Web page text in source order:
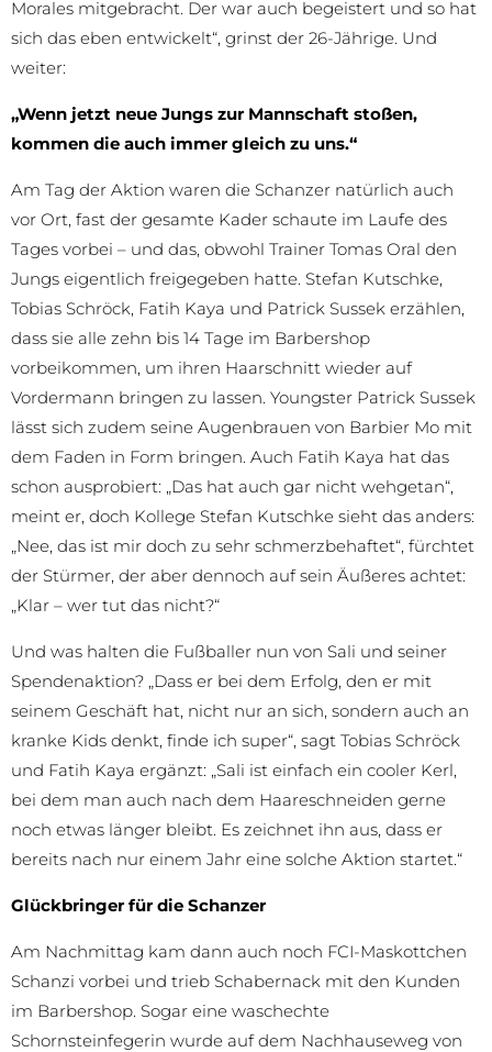
Morales mitgebracht. Der war auch begeistert und so hat
sich das eben entwickelt“, grinst der 26-Jährige. Und
weiter:
„Wenn jetzt neue Jungs zur Mannschaft stoßen,
kommen die auch immer gleich zu uns.“
Am Tag der Aktion waren die Schanzer natürlich auch
vor Ort, fast der gesamte Kader schaute im Laufe des
Tages vorbei – und das, obwohl Trainer Tomas Oral den
Jungs eigentlich freigegeben hatte. Stefan Kutschke,
Tobias Schröck, Fatih Kaya und Patrick Sussek erzählen,
dass sie alle zehn bis 14 Tage im Barbershop
vorbeikommen, um ihren Haarschnitt wieder auf
Vordermann bringen zu lassen. Youngster Patrick Sussek
lässt sich zudem seine Augenbrauen von Barbier Mo mit
dem Faden in Form bringen. Auch Fatih Kaya hat das
schon ausprobiert: „Das hat auch gar nicht wehgetan“,
meint er, doch Kollege Stefan Kutschke sieht das anders:
„Nee, das ist mir doch zu sehr schmerzbehaftet“, fürchtet
der Stürmer, der aber dennoch auf sein Äußeres achtet:
„Klar – wer tut das nicht?“
Und was halten die Fußballer nun von Sali und seiner
Spendenaktion? „Dass er bei dem Erfolg, den er mit
seinem Geschäft hat, nicht nur an sich, sondern auch an
kranke Kids denkt, finde ich super“, sagt Tobias Schröck
und Fatih Kaya ergänzt: „Sali ist einfach ein cooler Kerl,
bei dem man auch nach dem Haareschneiden gerne
noch etwas länger bleibt. Es zeichnet ihn aus, dass er
bereits nach nur einem Jahr eine solche Aktion startet.“
Glückbringer für die Schanzer
Am Nachmittag kam dann auch noch FCI-Maskottchen
Schanzi vorbei und trieb Schabernack mit den Kunden
im Barbershop. Sogar eine waschechte
Schornsteinfegerin wurde auf dem Nachhauseweg von